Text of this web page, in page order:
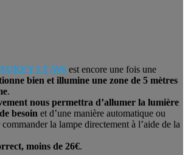
LT-W6 est encore une fois une
bien et illumine une zone de 5 mètres
.
nous permettra d’allumer la lumière
besoin et d’une manière automatique ou
la lampe directement à l’aide de la
moins de 26€.